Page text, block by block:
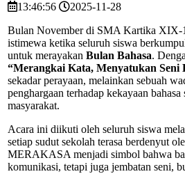
13:46:56
2025-11-28
Bulan November di SMA Kartika XIX-
istimewa ketika seluruh siswa
untuk merayakan Bulan Bahasa.
“Merangkai Kata, Menyatukan Seni
sekadar perayaan, melainkan sebuah
penghargaan terhadap kekayaan
masyarakat.
Acara ini diikuti oleh seluruh siswa
setiap sudut sekolah terasa berdenyut
MERAKASA menjadi simbol bahwa
komunikasi, tetapi juga jembatan seni,